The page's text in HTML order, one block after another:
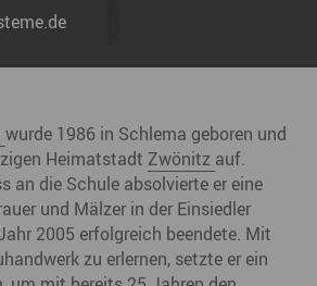
wurde 1986 in Schlema geboren und
Heimatstadt Zwönitz auf.
an die Schule absolvierte er eine
und Mälzer in der Einsiedler
2005 erfolgreich beendete. Mit
zu erlernen, setzte er ein